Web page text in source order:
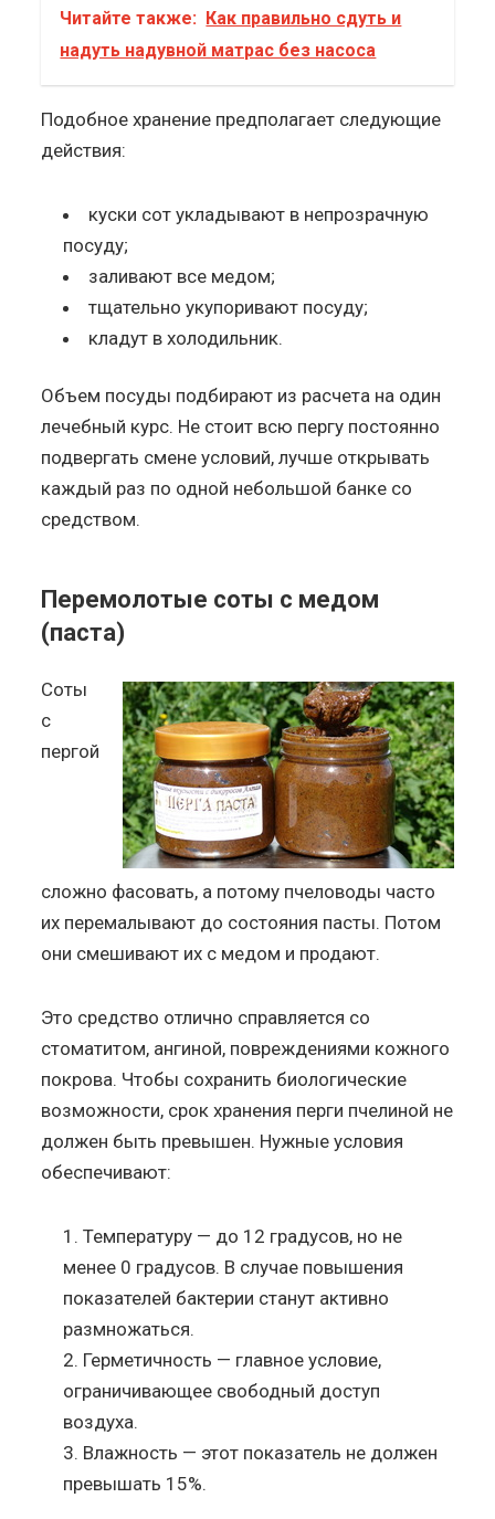
Читайте также: Как правильно сдуть и
надуть надувной матрас без насоса
Подобное хранение предполагает следующие
действия:
куски сот укладывают в непрозрачную
посуду;
заливают все медом;
тщательно укупоривают посуду;
кладут в холодильник.
Объем посуды подбирают из расчета на один
лечебный курс. Не стоит всю пергу постоянно
подвергать смене условий, лучше открывать
каждый раз по одной небольшой банке со
средством.
Перемолотые соты с медом
(паста)
Соты
с
пергой
сложно фасовать, а потому пчеловоды часто
их перемалывают до состояния пасты. Потом
они смешивают их с медом и продают.
Это средство отлично справляется со
стоматитом, ангиной, повреждениями кожного
покрова. Чтобы сохранить биологические
возможности, срок хранения перги пчелиной не
должен быть превышен. Нужные условия
обеспечивают:
Температуру — до 12 градусов, но не
менее 0 градусов. В случае повышения
показателей бактерии станут активно
размножаться.
Герметичность — главное условие,
ограничивающее свободный доступ
воздуха.
Влажность — этот показатель не должен
превышать 15%.